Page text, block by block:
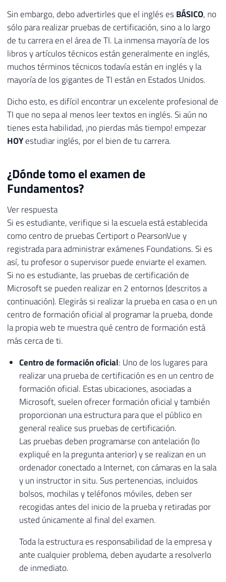
Sin embargo, debo advertirles que el inglés es BÁSICO, no
sólo para realizar pruebas de certificación, sino a lo largo
de tu carrera en el área de TI. La inmensa mayoría de los
libros y artículos técnicos están generalmente en inglés,
muchos términos técnicos todavía están en inglés y la
mayoría de los gigantes de TI están en Estados Unidos.
Dicho esto, es difícil encontrar un excelente profesional de
TI que no sepa al menos leer textos en inglés. Si aún no
tienes esta habilidad, ¡no pierdas más tiempo! empezar
HOYestudiar inglés, por el bien de tu carrera.
¿Dónde tomo el examen de
Fundamentos?
Ver respuesta
Si es estudiante, verifique si la escuela está establecida
como centro de pruebas Certiport o PearsonVue y
registrada para administrar exámenes Foundations. Si es
así, tu profesor o supervisor puede enviarte el examen.
Si no es estudiante, las pruebas de certificación de
Microsoft se pueden realizar en 2 entornos (descritos a
continuación). Elegirás si realizar la prueba en casa o en un
centro de formación oficial al programar la prueba, donde
la propia web te muestra qué centro de formación está
más cerca de ti.
Centro de formación oficial: Uno de los lugares para
realizar una prueba de certificación es en un centro de
formación oficial. Estas ubicaciones, asociadas a
Microsoft, suelen ofrecer formación oficial y también
proporcionan una estructura para que el público en
general realice sus pruebas de certificación.
Las pruebas deben programarse con antelación (lo
expliqué en la pregunta anterior) y se realizan en un
ordenador conectado a Internet, con cámaras en la sala
y un instructor in situ. Sus pertenencias, incluidos
bolsos, mochilas y teléfonos móviles, deben ser
recogidas antes del inicio de la prueba y retiradas por
usted únicamente al final del examen.
Toda la estructura es responsabilidad de la empresa y
ante cualquier problema, deben ayudarte a resolverlo
de inmediato.